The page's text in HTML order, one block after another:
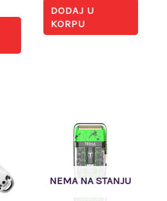
DODAJ U
KORPU
NEMA NA STANJU